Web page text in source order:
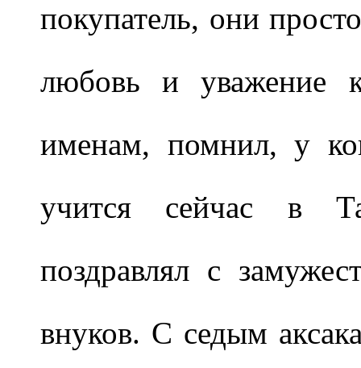
покупатель, они
любовь и
именам, помнил, у
учится сейчас в
поздравлял с
внуков. С седым